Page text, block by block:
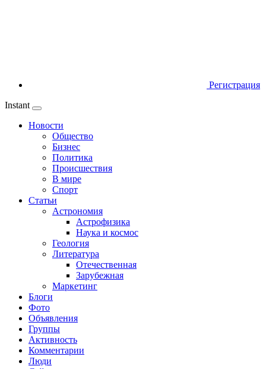
Регистрация
Instant
Новости
Общество
Бизнес
Политика
Происшествия
В мире
Спорт
Статьи
Астрономия
Астрофизика
Наука и космос
Геология
Литература
Отечественная
Зарубежная
Маркетинг
Блоги
Фото
Объявления
Группы
Активность
Комментарии
Люди